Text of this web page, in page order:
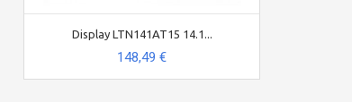
Display LTN141AT15 14.1...
148,49 €